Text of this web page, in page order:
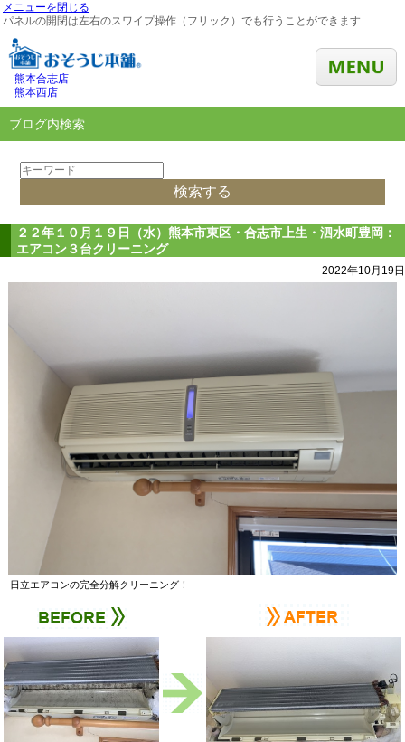
メニューを閉じる
パネルの開閉は左右のスワイプ操作（フリック）でも行うことができます
熊本合志店
熊本西店
ブログ内検索
２２年１０月１９日（水）熊本市東区・合志市上生・泗水町豊岡：
エアコン３台クリーニング
2022年10月19日
日立エアコンの完全分解クリーニング！